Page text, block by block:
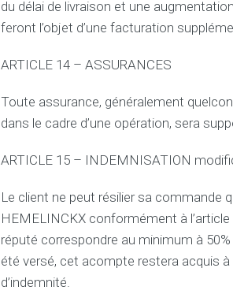
du délai de livraison et une
feront l’objet d’une facturation
ARTICLE 14 – ASSURANCES
Toute assurance, généralement
dans le cadre d’une opération, sera
ARTICLE 15 – INDEMNISATION
Le client ne peut résilier sa commande
HEMELINCKX conformément à
réputé correspondre au minimum à
été versé, cet acompte restera acquis
d’indemnité.